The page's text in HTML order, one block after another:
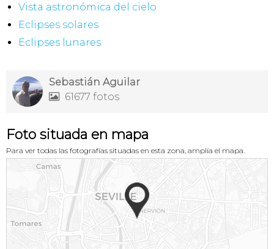
Vista astronómica del cielo
Eclipses solares
Eclipses lunares
Sebastián Aguilar
 61677 fotos
Foto situada en mapa
Para ver todas las fotografías situadas en esta zona, amplía el mapa.